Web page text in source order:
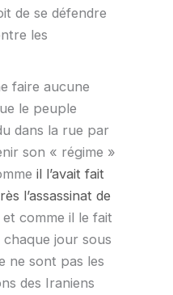
de se défendre
les
faire aucune
le peuple
dans la rue par
son « régime »
il l’avait fait
l’assassinat de
et comme il le fait
chaque jour sous
ne sont pas les
des Iraniens